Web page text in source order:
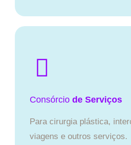
Consórcio de Serviços
Para cirurgia plástica,
viagens e outros serviços.